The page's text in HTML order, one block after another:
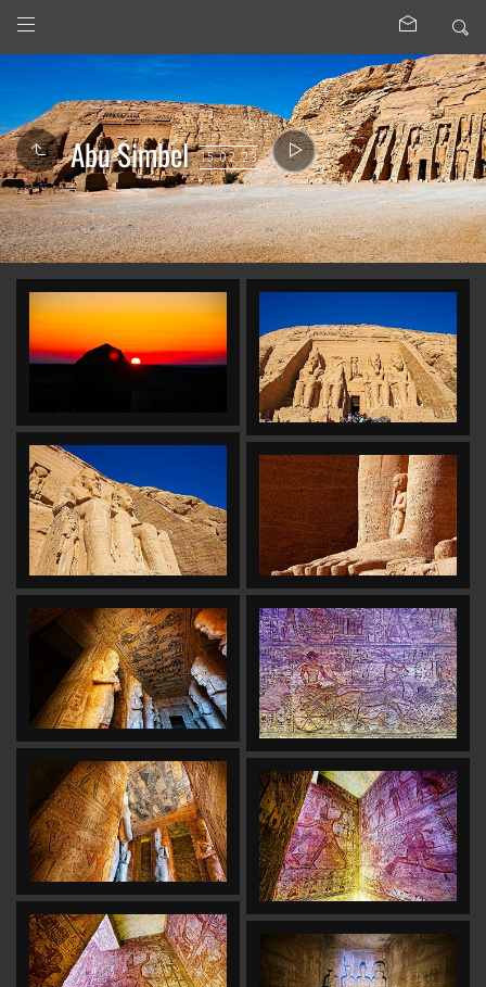
Abu Simbel 15.02.23